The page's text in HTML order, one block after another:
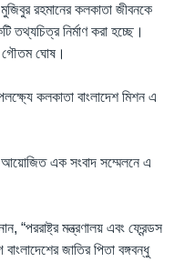
রহমানের কলকাতা জীবনকে
তথ্যচিত্র নির্মাণ করা হচ্ছে।
গৌতম ঘোষ।
কলকাতা বাংলাদেশ মিশন এ
আয়োজিত এক সংবাদ সম্মেলনে এ
“পররাষ্ট্র মন্ত্রণালয় এবং ফ্রেন্ডস
জাতির পিতা বঙ্গবন্ধু